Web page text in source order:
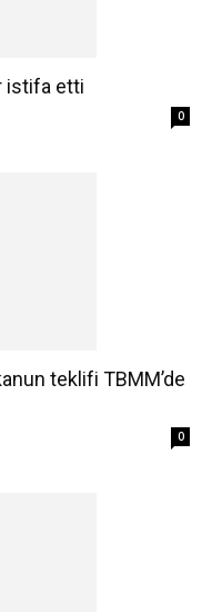
istifa etti
0
teklifi TBMM’de
0